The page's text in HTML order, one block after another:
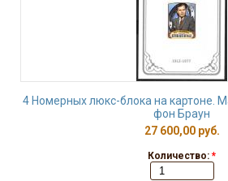
4 Номерных люкс-блока на картоне.
фон Браун
27 600,00 руб.
Количество: *